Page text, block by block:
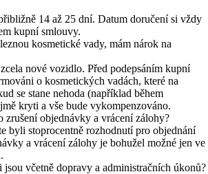
14 až 25 dní. Datum doručení si vždy
kupní smlouvy.
kosmetické vady, mám nárok na
nové vozidlo. Před podepsáním kupní
o kosmetických vadách, které na
se stane nehoda (například během
kryti a vše bude vykompenzováno.
zrušení objednávky a vrácení zálohy?
byli stoprocentně rozhodnutí pro objednání
a vrácení zálohy je bohužel možné jen ve
jsou včetně dopravy a administračních úkonů?